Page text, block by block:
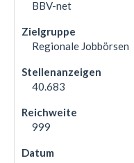
BBV-net
Regionale Jobbörsen
40.683
999